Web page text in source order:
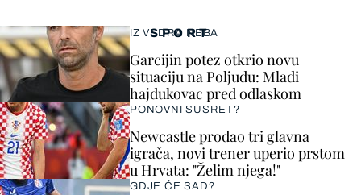
SPORT
IZ VEDRA NEBA
Garcijin potez otkrio novu
situaciju na Poljudu: Mladi
hajdukovac pred odlaskom
PONOVNI SUSRET?
Newcastle prodao tri glavna
igrača, novi trener uperio prstom
u Hrvata: "Želim njega!"
GDJE ĆE SAD?